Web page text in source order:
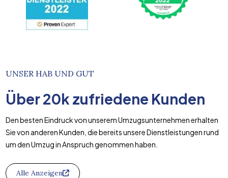
UNSER HAB UND GUT
Über20k zufriedene Kunden
Den besten Eindruck von unserem Umzugsunternehmen erhalten
Sie von anderen Kunden, die bereits unsere Dienstleistungen rund
um den Umzug in Anspruch genommen haben.
Alle Anzeigen